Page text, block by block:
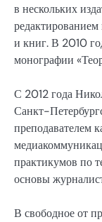
в нескольких
и книг. В 2010
монографии
С 2012 года
Санкт-
преподавателем
практикумов по
основы
В свободное от